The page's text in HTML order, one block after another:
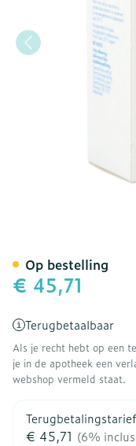
€ 45,71
Terugbetaalbaar
Als je recht hebt op een
je in de apotheek een
webshop vermeld staat.
Terugbetalingstarief
€ 45,71 (6%
Op bestelling